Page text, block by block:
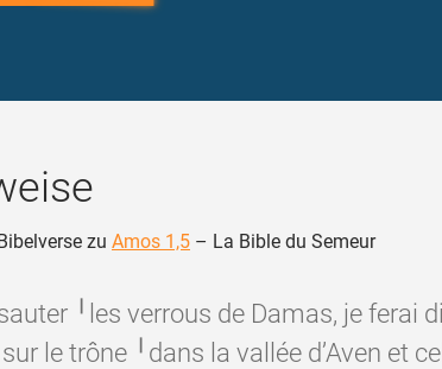
zu Amos 1,5 – La Bible du Semeur
╵les verrous de Damas, je ferai
le trône ╵dans la vallée d’Aven et